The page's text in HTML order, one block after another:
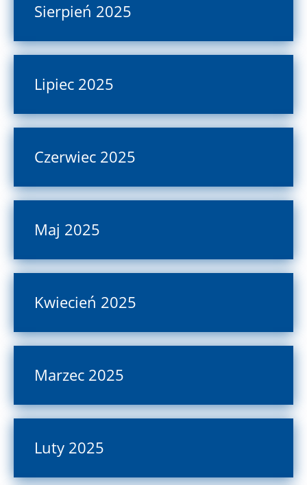
Sierpień 2025
Lipiec 2025
Czerwiec 2025
Maj 2025
Kwiecień 2025
Marzec 2025
Luty 2025